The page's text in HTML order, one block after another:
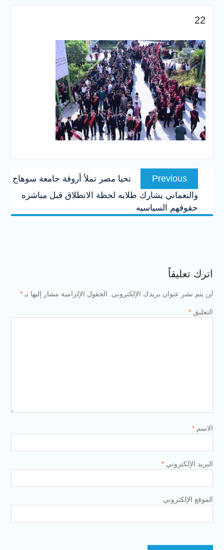
أيام المرحلة الأولى للتنسيق
الإلكتروني للقبول بالجامعات
2026
22
تصفّح
المقالاتPrevious
Previous
post:
تحيا مصر تملأ أروقة جامعة سوهاج
والنعماني يشارك طلابه لحظة الانطلاق قبل مباشره
حقوقهم السياسيه
اترك تعليقاً
لن يتم نشر عنوان بريدك الإلكتروني. الحقول الإلزامية مشار إليها بـ *
التعليق *
الاسم *
البريد الإلكتروني *
الموقع الإلكتروني